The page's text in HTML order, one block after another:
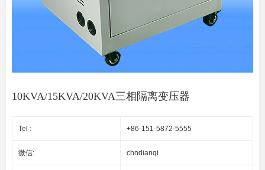
10KVA/15KVA/20KVA三相隔离变压器
Tel : +86-151-5872-5555
微信: chndianqi